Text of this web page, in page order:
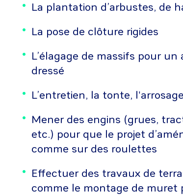
La plantation d’arbustes, de
La pose de clôture rigides
L’élagage de massifs pour
dressé
L’entretien, la tonte,
Mener des engins (grues,
etc.) pour que le projet
comme sur des roulettes
Effectuer des travaux de
comme le montage de muret